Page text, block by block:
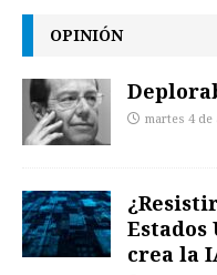
OPINIÓN
martes 4 de
Estados
crea la